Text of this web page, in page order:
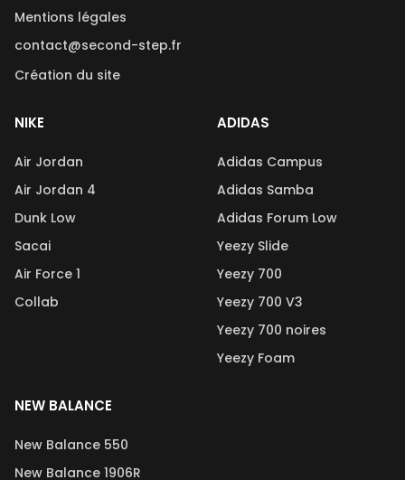
Mentions légales
contact@second-step.fr
Création du site
NIKE
Air Jordan
Air Jordan 4
Dunk Low
Sacai
Air Force 1
Collab
ADIDAS
Adidas Campus
Adidas Samba
Adidas Forum Low
Yeezy Slide
Yeezy 700
Yeezy 700 V3
Yeezy 700 noires
Yeezy Foam
NEW BALANCE
New Balance 550
New Balance 1906R